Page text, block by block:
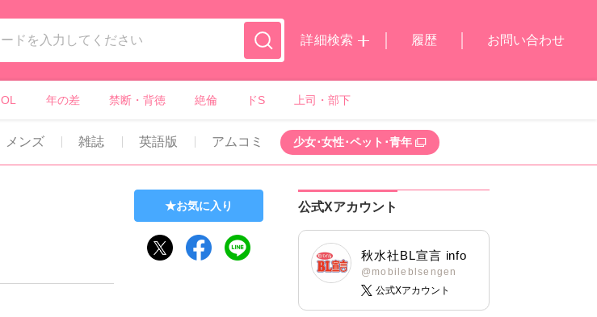
詳細検索
履歴 お問い合わせ
OL 年の差 禁断・背徳 絶倫 ドS 上司・部下
メンズ 雑誌 英語版 アムコミ 少女･女性･ペット･青年
お気に入り 公式Xアカウント
秋水社BL宣言 info
@mobileblsengen
公式Xアカウント